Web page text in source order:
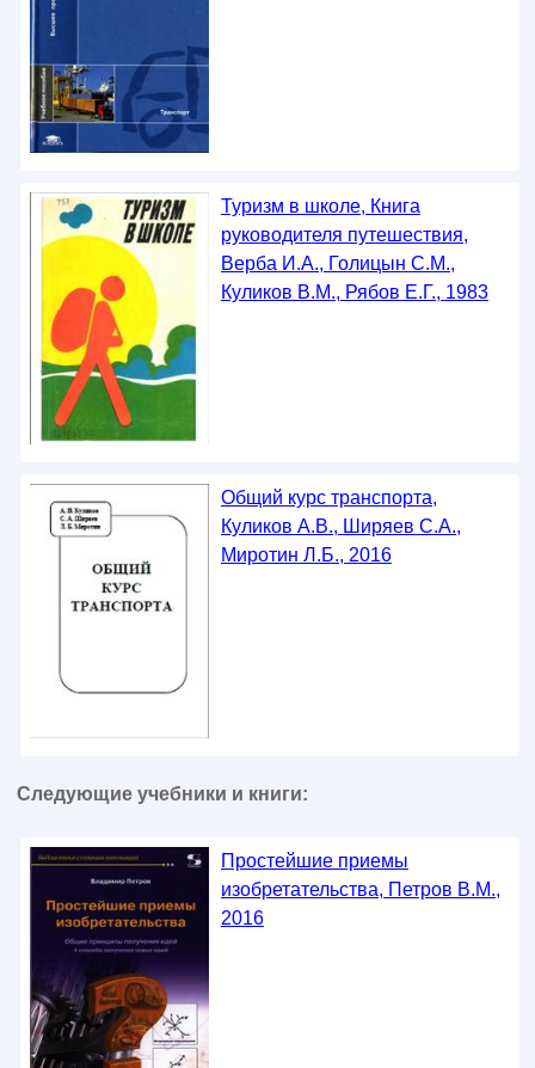
Туризм в школе, Книга
руководителя путешествия,
Верба И.А., Голицын С.М.,
Куликов В.М., Рябов Е.Г., 1983
Общий курс транспорта,
Куликов А.В., Ширяев С.А.,
Миротин Л.Б., 2016
Следующие учебники и книги:
Простейшие приемы
изобретательства, Петров В.М.,
2016